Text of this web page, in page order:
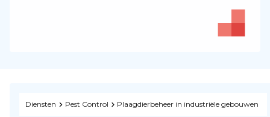
Diensten Pest Control Plaagdierbeheer in industriële gebouwen